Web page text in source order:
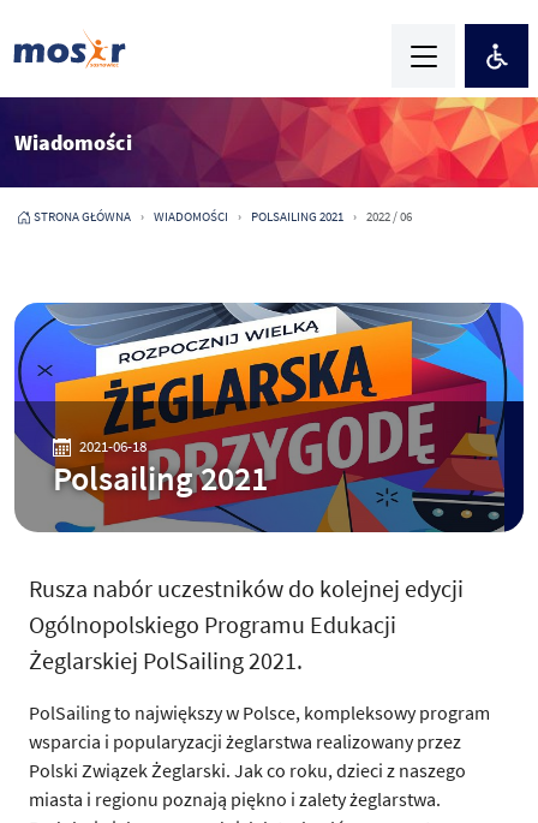
Wiadomości
STRONA GŁÓWNA WIADOMOŚCI POLSAILING 2021 2022 / 06
2021-06-18
Polsailing 2021
Rusza nabór uczestników do kolejnej edycji
Ogólnopolskiego Programu Edukacji
Żeglarskiej PolSailing 2021.
PolSailing to największy w Polsce, kompleksowy program
wsparcia i popularyzacji żeglarstwa realizowany przez
Polski Związek Żeglarski. Jak co roku, dzieci z naszego
miasta i regionu poznają piękno i zalety żeglarstwa.